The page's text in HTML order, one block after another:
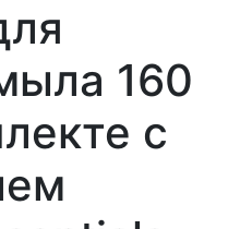
160
с